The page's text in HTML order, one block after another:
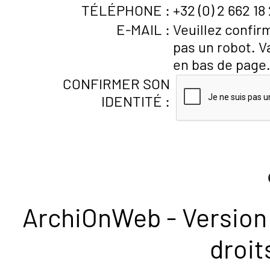
TÉLÉPHONE : +32 (0) 2 662 18
E-MAIL : Veuillez
pas un robot.
en bas de page.
CONFIRMER SON
IDENTITÉ :
ArchiOnWeb -